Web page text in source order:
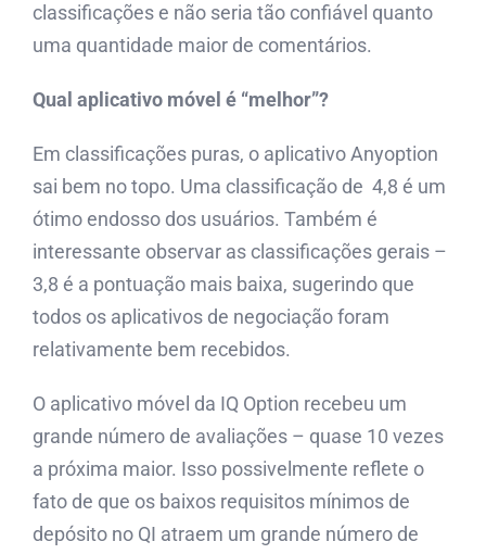
classificações e não seria tão confiável quanto
uma quantidade maior de comentários.
Qual aplicativo móvel é “melhor”?
Em classificações puras, o aplicativo Anyoption
sai bem no topo. Uma classificação de 4,8 é um
ótimo endosso dos usuários. Também é
interessante observar as classificações gerais –
3,8 é a pontuação mais baixa, sugerindo que
todos os aplicativos de negociação foram
relativamente bem recebidos.
O aplicativo móvel da IQ Option recebeu um
grande número de avaliações – quase 10 vezes
a próxima maior. Isso possivelmente reflete o
fato de que os baixos requisitos mínimos de
depósito no QI atraem um grande número de